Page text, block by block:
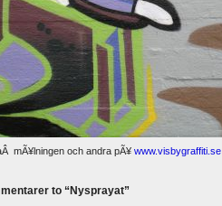
mÃ¥lningen och andra pÃ¥ www.visbygraffiti.se
to “Nysprayat”